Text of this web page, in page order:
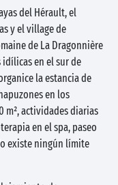
del Hérault, el
y el village de
de La Dragonnière
en el sur de
la estancia de
en los
m², actividades diarias
en el spa, paseo
existe ningún límite